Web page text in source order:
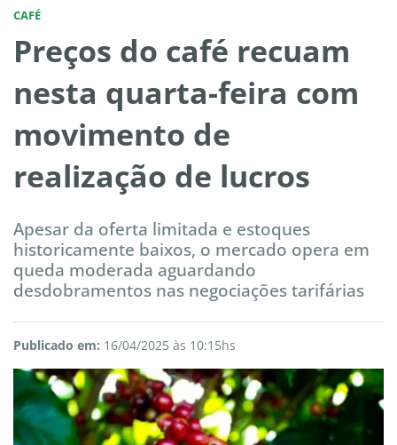
CAFÉ
Preços do café recuam
nesta quarta-feira com
movimento de
realização de lucros
Apesar da oferta limitada e estoques
historicamente baixos, o mercado opera em
queda moderada aguardando
desdobramentos nas negociações tarifárias
Publicado em: 16/04/2025 às 10:15hs